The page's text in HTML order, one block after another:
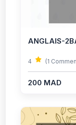
ANGLAIS-
4 (1
200 MAD